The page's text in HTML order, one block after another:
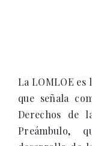
La LOMLOE es
que señala
Derechos de
Preámbulo,